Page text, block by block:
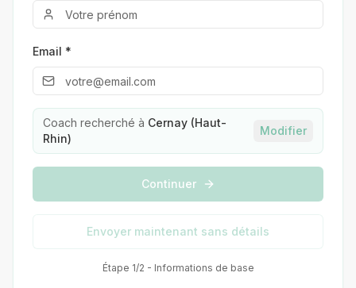
Email *
Coach recherché à Cernay (Haut-
Rhin)
Modifier
Continuer
Envoyer maintenant sans détails
Étape 1/2 - Informations de base